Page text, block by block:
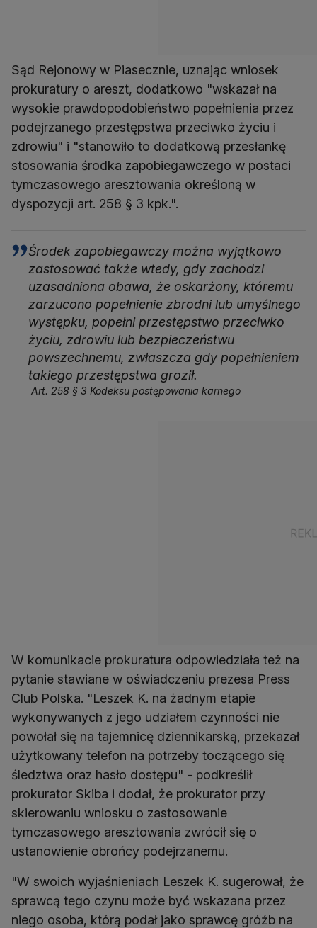
Sąd Rejonowy w Piasecznie, uznając wniosek
prokuratury o areszt, dodatkowo "wskazał na
wysokie prawdopodobieństwo popełnienia przez
podejrzanego przestępstwa przeciwko życiu i
zdrowiu" i "stanowiło to dodatkową przesłankę
stosowania środka zapobiegawczego w postaci
tymczasowego aresztowania określoną w
dyspozycji art. 258 § 3 kpk.".
Środek zapobiegawczy można wyjątkowo
zastosować także wtedy, gdy zachodzi
uzasadniona obawa, że oskarżony, któremu
zarzucono popełnienie zbrodni lub umyślnego
występku, popełni przestępstwo przeciwko
życiu, zdrowiu lub bezpieczeństwu
powszechnemu, zwłaszcza gdy popełnieniem
takiego przestępstwa groził.
Art. 258 § 3 Kodeksu postępowania karnego
W komunikacie prokuratura odpowiedziała też na
pytanie stawiane w oświadczeniu prezesa Press
Club Polska. "Leszek K. na żadnym etapie
wykonywanych z jego udziałem czynności nie
powołał się na tajemnicę dziennikarską, przekazał
użytkowany telefon na potrzeby toczącego się
śledztwa oraz hasło dostępu" - podkreślił
prokurator Skiba i dodał, że prokurator przy
skierowaniu wniosku o zastosowanie
tymczasowego aresztowania zwrócił się o
ustanowienie obrońcy podejrzanemu.
"W swoich wyjaśnieniach Leszek K. sugerował, że
sprawcą tego czynu może być wskazana przez
niego osoba, którą podał jako sprawcę gróźb na